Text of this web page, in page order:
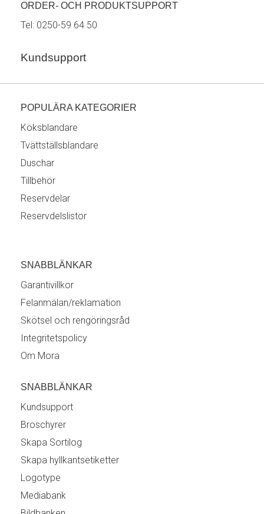
ORDER- OCH PRODUKTSUPPORT
Tel: 0250-59 64 50
Kundsupport
POPULÄRA KATEGORIER
Köksblandare
Tvättställsblandare
Duschar
Tillbehör
Reservdelar
Reservdelslistor
SNABBLÄNKAR
Garantivillkor
Felanmälan/reklamation
Skötsel och rengöringsråd
Integritetspolicy
Om Mora
SNABBLÄNKAR
Kundsupport
Broschyrer
Skapa Sortilog
Skapa hyllkantsetiketter
Logotype
Mediabank